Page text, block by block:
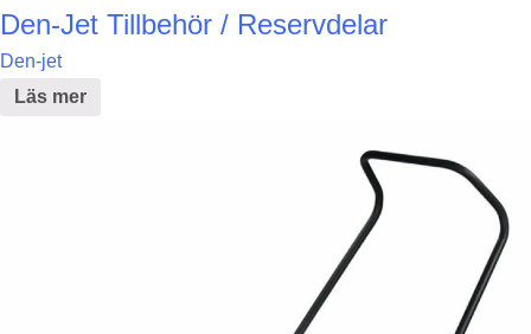
Den-Jet Tillbehör / Reservdelar
Den-jet
Läs mer